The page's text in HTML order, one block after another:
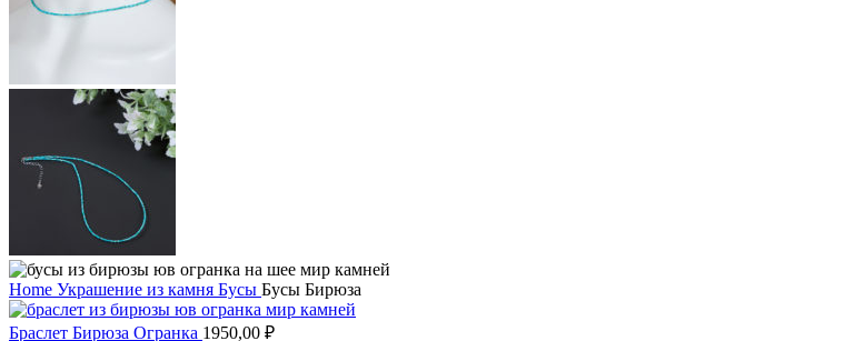
Home Украшение из камня Бусы Бусы Бирюза
Браслет Бирюза Огранка 1950,00 ₽